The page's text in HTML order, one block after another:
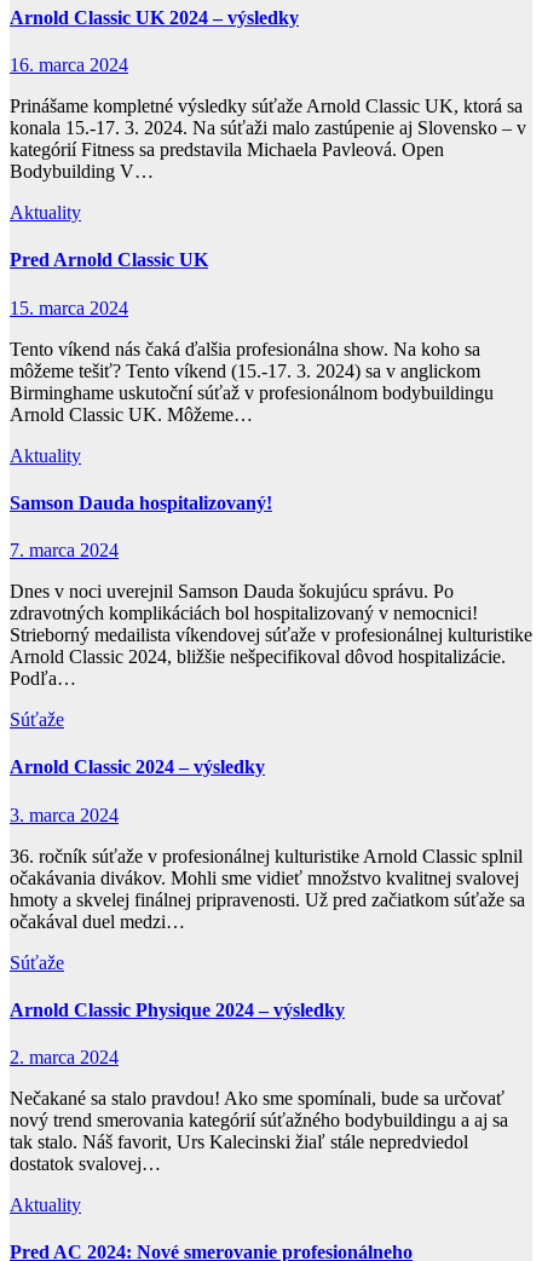
Arnold Classic UK 2024 – výsledky
16. marca 2024
Prinášame kompletné výsledky súťaže Arnold Classic UK, ktorá sa
konala 15.-17. 3. 2024. Na súťaži malo zastúpenie aj Slovensko – v
kategórií Fitness sa predstavila Michaela Pavleová. Open
Bodybuilding V…
Aktuality
Pred Arnold Classic UK
15. marca 2024
Tento víkend nás čaká ďalšia profesionálna show. Na koho sa
môžeme tešiť? Tento víkend (15.-17. 3. 2024) sa v anglickom
Birminghame uskutoční súťaž v profesionálnom bodybuildingu
Arnold Classic UK. Môžeme…
Aktuality
Samson Dauda hospitalizovaný!
7. marca 2024
Dnes v noci uverejnil Samson Dauda šokujúcu správu. Po
zdravotných komplikáciách bol hospitalizovaný v nemocnici!
Strieborný medailista víkendovej súťaže v profesionálnej kulturistike
Arnold Classic 2024, bližšie nešpecifikoval dôvod hospitalizácie.
Podľa…
Súťaže
Arnold Classic 2024 – výsledky
3. marca 2024
36. ročník súťaže v profesionálnej kulturistike Arnold Classic splnil
očakávania divákov. Mohli sme vidieť množstvo kvalitnej svalovej
hmoty a skvelej finálnej pripravenosti. Už pred začiatkom súťaže sa
očakával duel medzi…
Súťaže
Arnold Classic Physique 2024 – výsledky
2. marca 2024
Nečakané sa stalo pravdou! Ako sme spomínali, bude sa určovať
nový trend smerovania kategórií súťažného bodybuildingu a aj sa
tak stalo. Náš favorit, Urs Kalecinski žiaľ stále nepredviedol
dostatok svalovej…
Aktuality
Pred AC 2024: Nové smerovanie profesionálneho